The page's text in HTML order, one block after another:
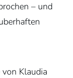
– und
Klaudia